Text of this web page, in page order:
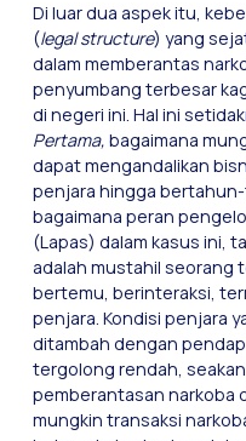
Di luar dua aspek itu,
(legal structure) yang
dalam memberantas
penyumbang terbesar
di negeri ini. Hal ini
Pertama, bagaimana
dapat mengandalikan
penjara hingga
bagaimana peran
(Lapas) dalam kasus ini,
adalah mustahil seorang
bertemu, berinteraksi,
penjara. Kondisi penjara
ditambah dengan
tergolong rendah,
pemberantasan narkoba
mungkin transaksi